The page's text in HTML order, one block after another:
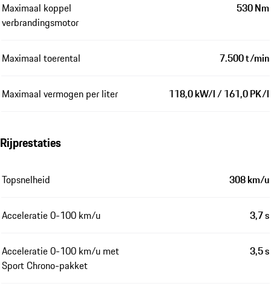
Maximaal koppel
verbrandingsmotor
530 Nm
Maximaal toerental 7.500 t/min
Maximaal vermogen per liter 118,0 kW/l / 161,0 PK/l
Rijprestaties
Topsnelheid 308 km/u
Acceleratie 0-100 km/u 3,7 s
Acceleratie 0-100 km/u met
Sport Chrono-pakket
3,5 s